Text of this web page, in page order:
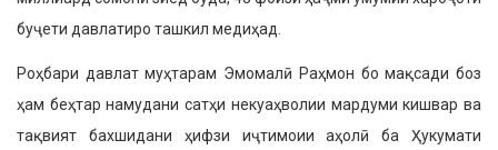
буҷе­ти давлатиро ташкил медиҳад.
Роҳбари давлат муҳтарам Эмомалӣ Раҳмон бо мақсади боз
ҳам беҳтар намудани сатҳи некуаҳволии мардуми кишвар ва
тақвият бахшидани ҳифзи иҷтимоии аҳолӣ ба Ҳукумати